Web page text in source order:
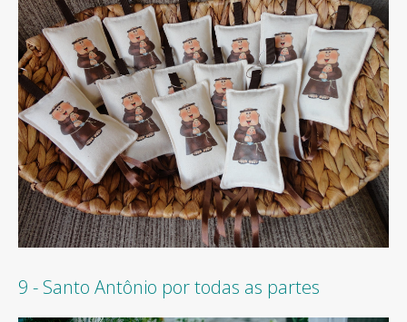
9 - Santo Antônio por todas as partes